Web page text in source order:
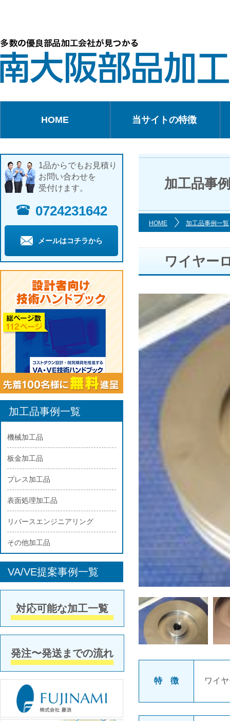
HOME 当サイトの特徴
加工品事
HOME 加工品事例一覧
ワイヤー
特 徴 ワイ
1品からでもお見積り
お問い合わせを
受付けます。
0724231642
メールはコチラから
加工品事例一覧
機械加工品
板金加工品
プレス加工品
表面処理加工品
リバースエンジニアリング
その他加工品
VA/VE提案事例一覧
対応可能な加工一覧
発注〜発送までの流れ